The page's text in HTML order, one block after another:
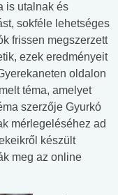
is utalnak és
sokféle lehetséges
frissen megszerzett
ezek eredményeit
oldalon
téma, amelyet
szerzője Gyurkó
mérlegeléséhez ad
készült
meg az online